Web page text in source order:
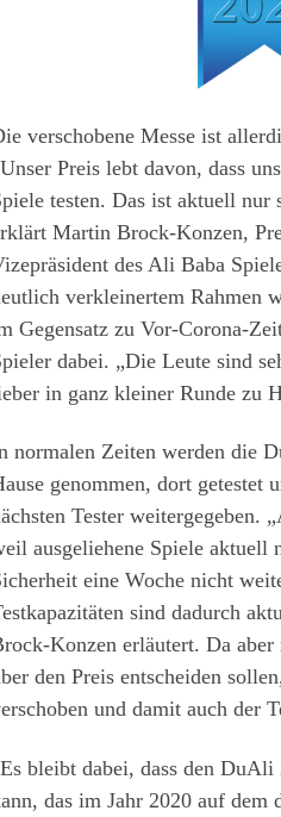
verschobene Messe ist
Preis lebt davon, dass
testen. Das ist aktuell nur
Martin Brock-Konzen,
des Ali Baba
verkleinertem Rahmen
Gegensatz zu Vor-Corona-
dabei. „Die Leute sind
in ganz kleiner Runde zu
normalen Zeiten werden die
genommen, dort getestet
Tester weitergegeben.
ausgeliehene Spiele aktuell
eine Woche nicht
sind dadurch
Konzen erläutert. Da
den Preis entscheiden
und damit auch der
bleibt dabei, dass den
das im Jahr 2020 auf dem